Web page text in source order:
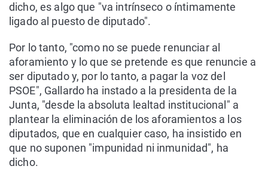
dicho, es algo que "va intrínseco o íntimamente
ligado al puesto de diputado".
Por lo tanto, "como no se puede renunciar al
aforamiento y lo que se pretende es que renuncie a
ser diputado y, por lo tanto, a pagar la voz del
PSOE", Gallardo ha instado a la presidenta de la
Junta, "desde la absoluta lealtad institucional" a
plantear la eliminación de los aforamientos a los
diputados, que en cualquier caso, ha insistido en
que no suponen "impunidad ni inmunidad", ha
dicho.